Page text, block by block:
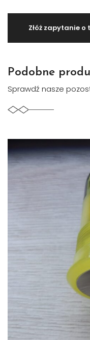
Podobne
Sprawdź nasze